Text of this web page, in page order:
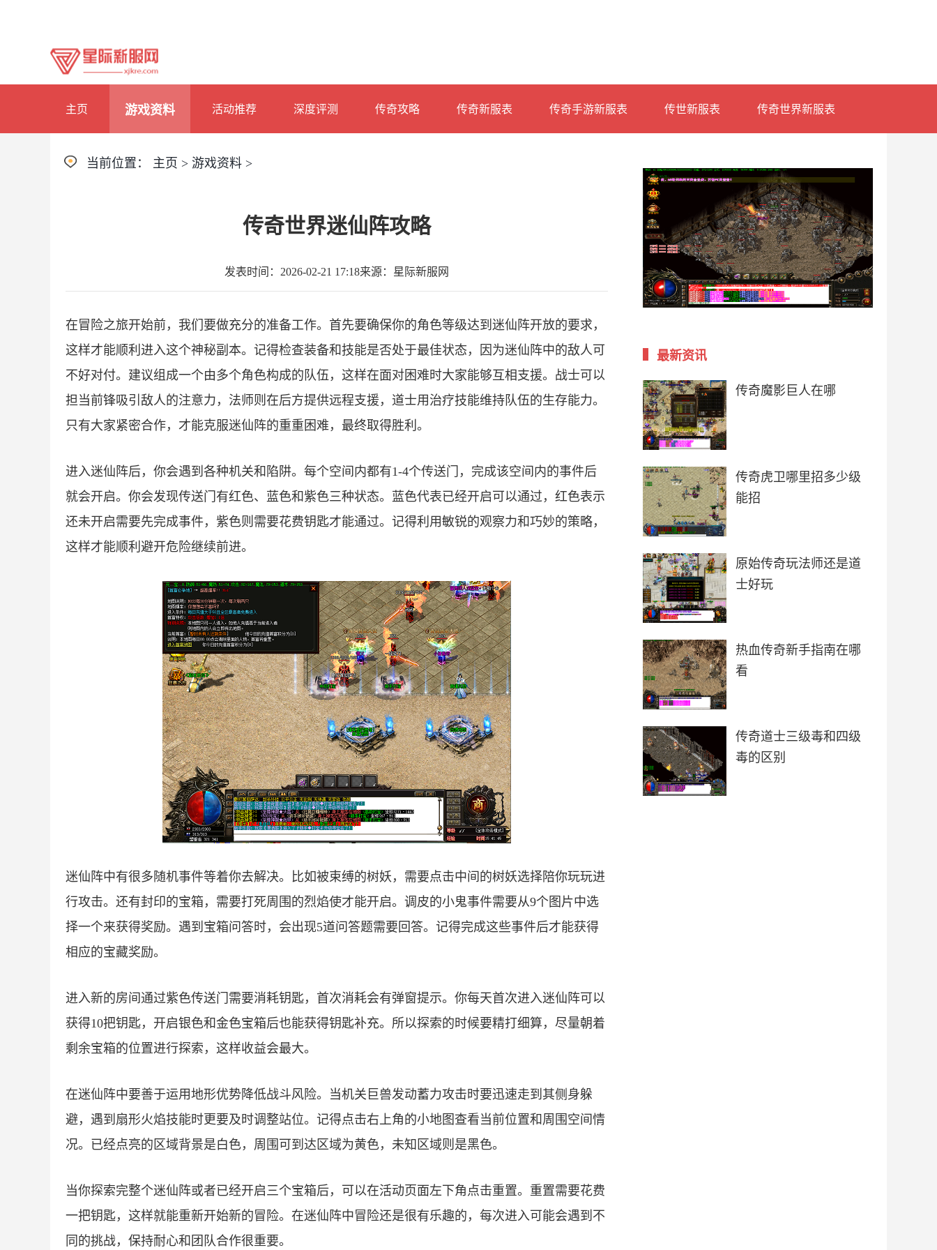
主页 游戏资料 活动推荐 深度评测 传奇攻略 传奇新服表 传奇手游新服表 传世新服表 传奇世界新服表
当前位置： 主页 > 游戏资料 >
传奇世界迷仙阵攻略
发表时间：2026-02-21 17:18来源：星际新服网
在冒险之旅开始前，我们要做充分的准备工作。首先要确保你的角色等级达到迷仙阵开放的要求，
这样才能顺利进入这个神秘副本。记得检查装备和技能是否处于最佳状态，因为迷仙阵中的敌人可
不好对付。建议组成一个由多个角色构成的队伍，这样在面对困难时大家能够互相支援。战士可以
担当前锋吸引敌人的注意力，法师则在后方提供远程支援，道士用治疗技能维持队伍的生存能力。
只有大家紧密合作，才能克服迷仙阵的重重困难，最终取得胜利。
进入迷仙阵后，你会遇到各种机关和陷阱。每个空间内都有1-4个传送门，完成该空间内的事件后
就会开启。你会发现传送门有红色、蓝色和紫色三种状态。蓝色代表已经开启可以通过，红色表示
还未开启需要先完成事件，紫色则需要花费钥匙才能通过。记得利用敏锐的观察力和巧妙的策略，
这样才能顺利避开危险继续前进。
迷仙阵中有很多随机事件等着你去解决。比如被束缚的树妖，需要点击中间的树妖选择陪你玩玩进
行攻击。还有封印的宝箱，需要打死周围的烈焰使才能开启。调皮的小鬼事件需要从9个图片中选
择一个来获得奖励。遇到宝箱问答时，会出现5道问答题需要回答。记得完成这些事件后才能获得
相应的宝藏奖励。
进入新的房间通过紫色传送门需要消耗钥匙，首次消耗会有弹窗提示。你每天首次进入迷仙阵可以
获得10把钥匙，开启银色和金色宝箱后也能获得钥匙补充。所以探索的时候要精打细算，尽量朝着
剩余宝箱的位置进行探索，这样收益会最大。
在迷仙阵中要善于运用地形优势降低战斗风险。当机关巨兽发动蓄力攻击时要迅速走到其侧身躲
避，遇到扇形火焰技能时更要及时调整站位。记得点击右上角的小地图查看当前位置和周围空间情
况。已经点亮的区域背景是白色，周围可到达区域为黄色，未知区域则是黑色。
当你探索完整个迷仙阵或者已经开启三个宝箱后，可以在活动页面左下角点击重置。重置需要花费
一把钥匙，这样就能重新开始新的冒险。在迷仙阵中冒险还是很有乐趣的，每次进入可能会遇到不
同的挑战，保持耐心和团队合作很重要。
最新资讯
传奇魔影巨人在哪
传奇虎卫哪里招多少级
能招
原始传奇玩法师还是道
士好玩
热血传奇新手指南在哪
看
传奇道士三级毒和四级
毒的区别